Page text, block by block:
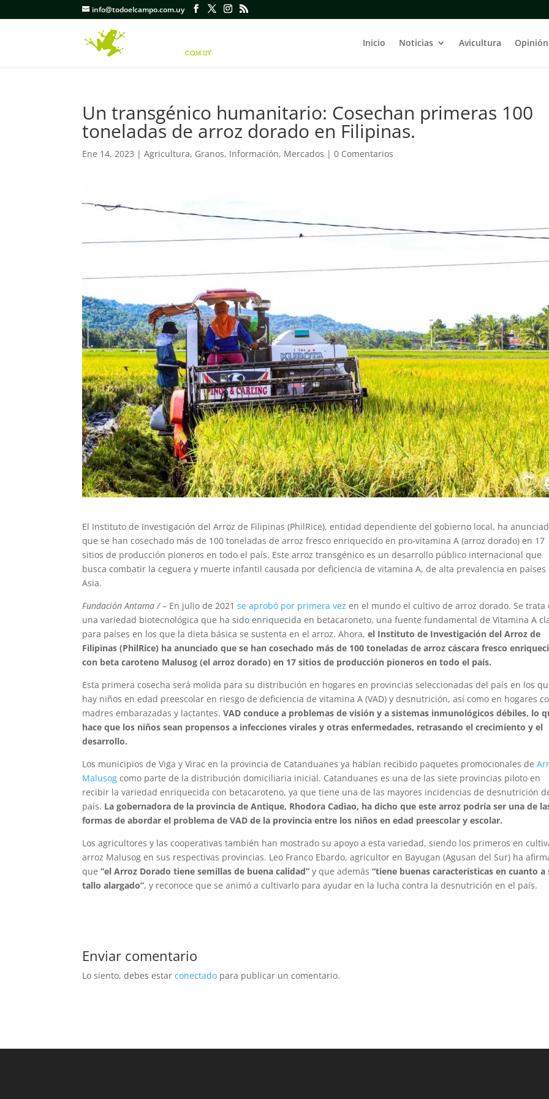
info@todoelcampo.com.uy
Inicio Noticias Avicultura Opinión
Un transgénico humanitario: Cosechan primeras 100
toneladas de arroz dorado en Filipinas.
Ene 14, 2023 |Agricultura, Granos, Información, Mercados |0 Comentarios
El Instituto de Investigación del Arroz de Filipinas (PhilRice), entidad dependiente del gobierno local, ha
que se han cosechado más de 100 toneladas de arroz fresco enriquecido en pro-vitamina A (arroz dorado) en 17
sitios de producción pioneros en todo el país. Este arroz transgénico es un desarrollo público internacional que
busca combatir la ceguera y muerte infantil causada por deficiencia de vitamina A, de alta prevalencia en países
Asia.
Fundación Antama / – En julio de 2021se aprobó por primera vez en el mundo el cultivo de arroz dorado. Se trata
una variedad biotecnológica que ha sido enriquecida en betacaroneto, una fuente fundamental de Vitamina A
para países en los que la dieta básica se sustenta en el arroz. Ahora,el Instituto de Investigación del Arroz de
Filipinas (PhilRice) ha anunciado que se han cosechado más de 100 toneladas de arroz cáscara fresco
con beta caroteno Malusog (el arroz dorado) en 17 sitios de producción pioneros en todo el país.
Esta primera cosecha será molida para su distribución en hogares en provincias seleccionadas del país en los
hay niños en edad preescolar en riesgo de deficiencia de vitamina A (VAD) y desnutrición, así como en hogares
madres embarazadas y lactantes.VAD conduce a problemas de visión y a sistemas inmunológicos débiles, lo
hace que los niños sean propensos a infecciones virales y otras enfermedades, retrasando el crecimiento y el
desarrollo.
Los municipios de Viga y Virac en la provincia de Catanduanes ya habían recibido paquetes promocionales de
Malusog como parte de la distribución domiciliaria inicial. Catanduanes es una de las siete provincias piloto en
recibir la variedad enriquecida con betacaroteno, ya que tiene una de las mayores incidencias de desnutrición
país. La gobernadora de la provincia de Antique, Rhodora Cadiao, ha dicho que este arroz podría ser una de
formas de abordar el problema de VAD de la provincia entre los niños en edad preescolar y escolar.
Los agricultores y las cooperativas también han mostrado su apoyo a esta variedad, siendo los primeros en
arroz Malusog en sus respectivas provincias. Leo Franco Ebardo, agricultor en Bayugan (Agusan del Sur) ha
que“el Arroz Dorado tiene semillas de buena calidad” y que además “tiene buenas características en cuanto a
tallo alargado”, y reconoce que se animó a cultivarlo para ayudar en la lucha contra la desnutrición en el país.
Enviar comentario
Lo siento, debes estarconectado para publicar un comentario.